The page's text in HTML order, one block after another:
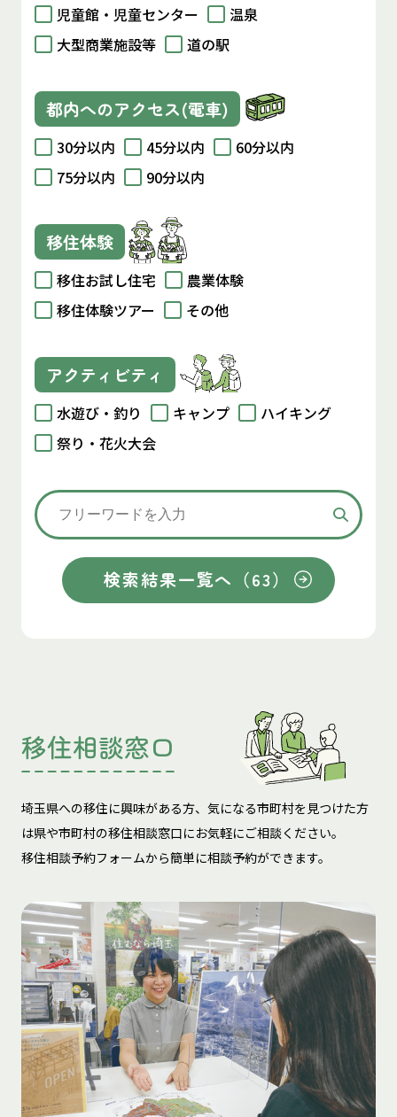
児童館・児童センター
温泉
大型商業施設等
道の駅
都内へのアクセス(電車)
30分以内 45分以内
60分以内
75分以内
90分以内
移住体験
移住お試し住宅
農業体験
移住体験ツアー
その他
アクティビティ
水遊び・釣り キャンプ
ハイキング
祭り・花火大会
移住相談窓口
埼玉県への移住に興味がある方、気になる市町村を見つけた方
は県や市町村の移住相談窓口にお気軽にご相談ください。
移住相談予約フォームから簡単に相談予約ができます。